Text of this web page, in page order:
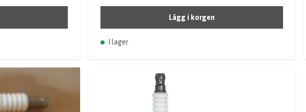
Lägg i korgen
I lager